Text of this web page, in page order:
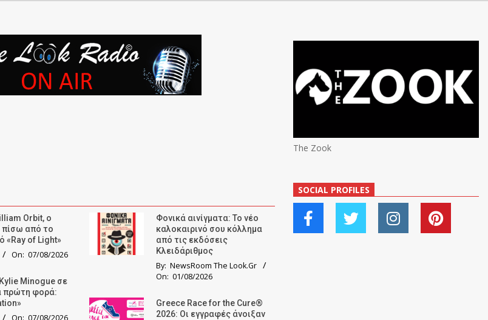
Orbit, ο
πίσω από το
«Ray of Light»
On: 07/08/2026
Minogue σε
πρώτη φορά:
On: 07/08/2026
Φονικά αινίγματα: Το νέο
καλοκαιρινό σου κόλλημα
από τις εκδόσεις
Κλειδάριθμος
By: NewsRoom The Look.Gr
On: 01/08/2026
Greece Race for the Cure®
2026: Οι εγγραφές άνοιξαν
The Zook
SOCIAL PROFILES